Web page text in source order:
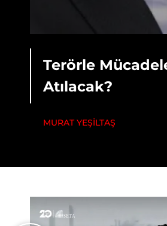
Terörle
Atılacak?
MURAT YEŞİLTAŞ